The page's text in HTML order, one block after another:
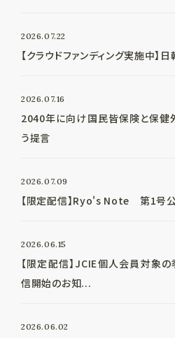
2026.07.22
【クラウドファンディング実施中】
2026.07.16
2040年に向け国民皆保険と保健
う提言
2026.07.09
【限定配信】Ryo's Note 第1号
2026.06.15
【限定配信】JCIE個人会員対象
信開始のお知...
2026.06.02